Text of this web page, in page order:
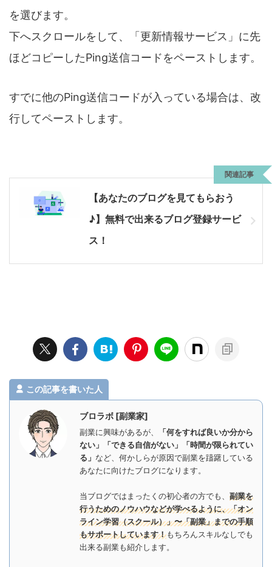
を選びます。
下へスクロールをして、「更新情報サービス」に先
ほどコピーしたPing送信コードをペーストします。
すでに他のPing送信コードが入っている場合は、改
行してペーストします。
【あなたのブログを見てもらおう
♪】無料で出来るブログ登録サービ
ス！
関連記事
この記事を書いた人
ブロラボ [副業家]
副業に興味があるが、
「何をすれば良いか分から
ない」「できる自信がない」「時間が限られてい
る」 など、何かしらが原因で副業を躊躇している
あなたに向けたブログになります。
当ブログではまったくの初心者の方でも、 副業を
行うためのノウハウなどが学べるように、「オン
ライン学習（スクール）」〜「副業」までの手順
もサポートしています！もちろんスキルなしでも
出来る副業も紹介します。